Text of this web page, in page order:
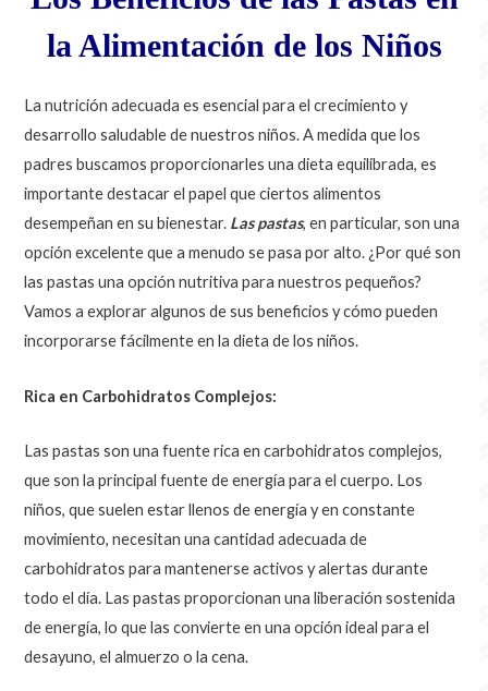
la Alimentación de los Niños
La nutrición adecuada es esencial para el crecimiento y
desarrollo saludable de nuestros niños. A medida que los
padres buscamos proporcionarles una dieta equilibrada, es
importante destacar el papel que ciertos alimentos
desempeñan en su bienestar. Las pastas, en particular, son una
opción excelente que a menudo se pasa por alto. ¿Por qué son
las pastas una opción nutritiva para nuestros pequeños?
Vamos a explorar algunos de sus beneficios y cómo pueden
incorporarse fácilmente en la dieta de los niños.
Rica en Carbohidratos Complejos:
Las pastas son una fuente rica en carbohidratos complejos,
que son la principal fuente de energía para el cuerpo. Los
niños, que suelen estar llenos de energía y en constante
movimiento, necesitan una cantidad adecuada de
carbohidratos para mantenerse activos y alertas durante
todo el día. Las pastas proporcionan una liberación sostenida
de energía, lo que las convierte en una opción ideal para el
desayuno, el almuerzo o la cena.